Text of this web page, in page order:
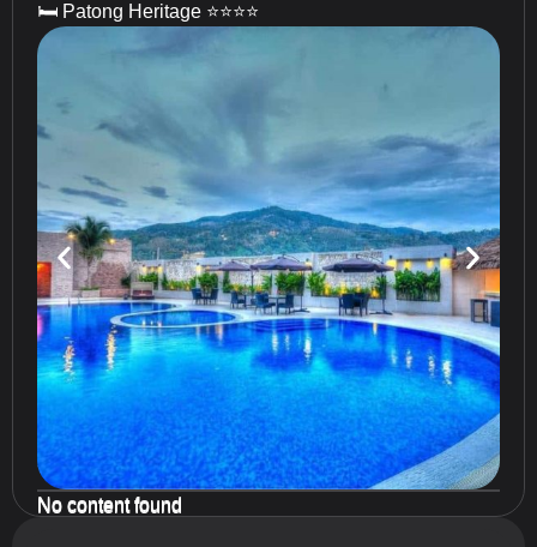
🛏 Patong Heritage ⭐️⭐️⭐️⭐️
No content found
No content found
No content found